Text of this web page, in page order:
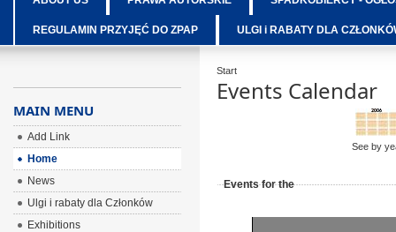
REGULAMIN PRZYJĘĆ DO ZPAP ULGI i RABATY DLA
Start
Events Calendar
See by
Events for the
MAIN MENU
Add Link
Home
News
Ulgi i rabaty dla Członków
Exhibitions